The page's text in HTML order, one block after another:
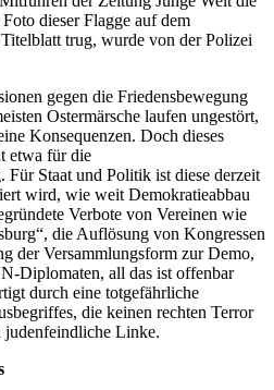
dieser Flagge auf dem
trug, wurde von der Polizei
gegen die Friedensbewegung
Ostermärsche laufen ungestört,
Konsequenzen. Doch dieses
etwa für die
Für Staat und Politik ist diese derzeit
wird, wie weit Demokratieabbau
Verbote von Vereinen wie
die Auflösung von Kongressen
der Versammlungsform zur Demo,
Diplomaten, all das ist offenbar
durch eine totgefährliche
die keinen rechten Terror
judenfeindliche Linke.